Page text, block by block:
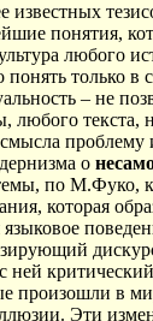
известных
понятия,
любого
только
– не
любого
проблему
о
по М.Фуко,
которая
языковое
ней
произошли в
Эти